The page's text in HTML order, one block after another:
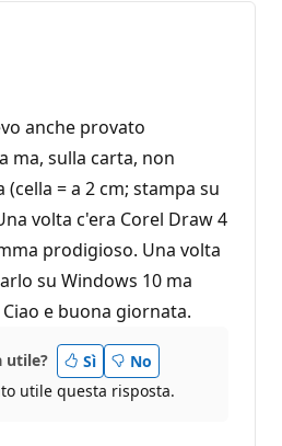
anche provato
ma, sulla carta, non
= a 2 cm; stampa su
volta c'era Corel Draw 4
prodigioso. Una volta
su Windows 10 ma
e buona giornata.
utile? Sì
No
utile questa risposta.